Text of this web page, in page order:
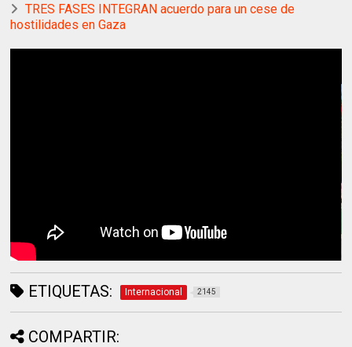
TRES FASES INTEGRAN acuerdo para un cese de
hostilidades en Gaza
ETIQUETAS: Internacional 2145
COMPARTIR: